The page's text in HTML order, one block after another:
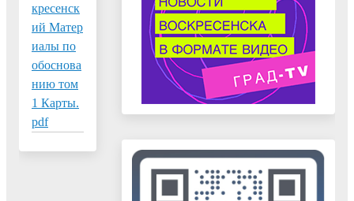
кресенск
ий Матер
иалы по
обоснова
нию том
1 Карты.
pdf